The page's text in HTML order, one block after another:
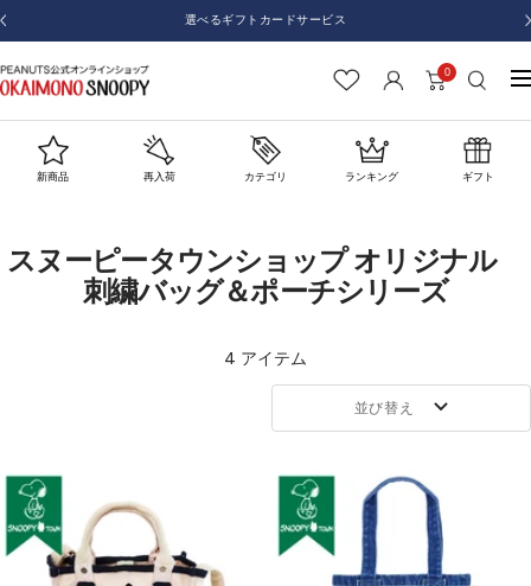
コ
ン
テ
ン
ツ
プ
戻
選べるギフトカードサービス
お
0
ナ
新商品 再入荷 カテゴリ ランキング ギフト
スヌーピータウンショップ オリジナル
刺繍バッグ＆ポーチシリーズ
4 アイテム
並び替え